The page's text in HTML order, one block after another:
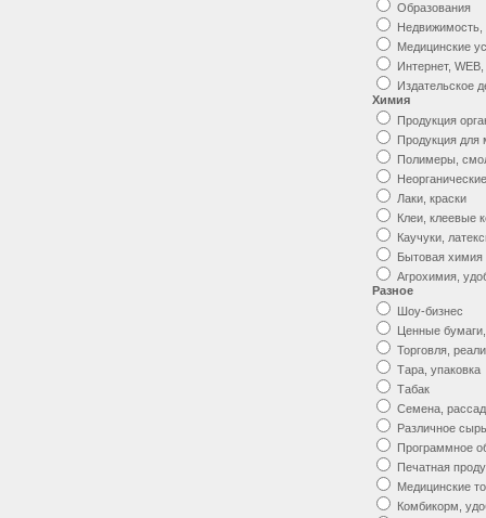
Образования
Недвижимость,
Медицинские
Интернет,
Издательское
Химия
Продукция
Продукция для
Полимеры,
Лаки, краски
Клеи, клеевые
Каучуки,
Бытовая химия
Агрохимия,
Разное
Шоу-бизнес
Ценные
Торговля,
Тара, упаковка
Табак
Семена,
Различное
Программное
Печатная
Медицинские
Комбикорм,